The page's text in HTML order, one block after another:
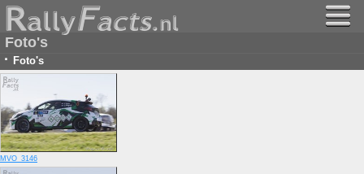
Foto's
· Foto's
MVO_3146